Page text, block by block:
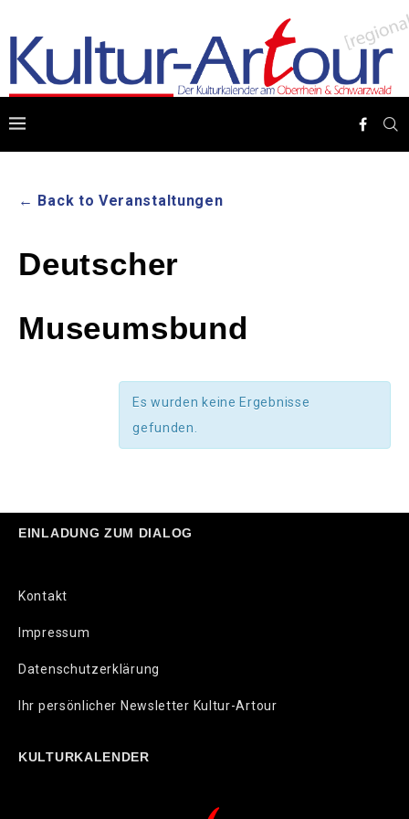
← Back to Veranstaltungen
Deutscher
Museumsbund
Es wurden keine Ergebnisse
gefunden.
EINLADUNG ZUM DIALOG
Kontakt
Impressum
Datenschutzerklärung
Ihr persönlicher Newsletter Kultur-Artour
KULTURKALENDER